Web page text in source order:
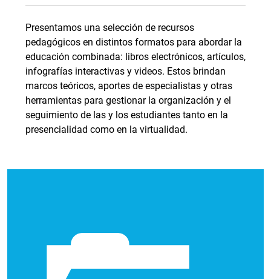
Presentamos una selección de recursos
pedagógicos en distintos formatos para abordar la
educación combinada: libros electrónicos, artículos,
infografías interactivas y videos. Estos brindan
marcos teóricos, aportes de especialistas y otras
herramientas para gestionar la organización y el
seguimiento de las y los estudiantes tanto en la
presencialidad como en la virtualidad.